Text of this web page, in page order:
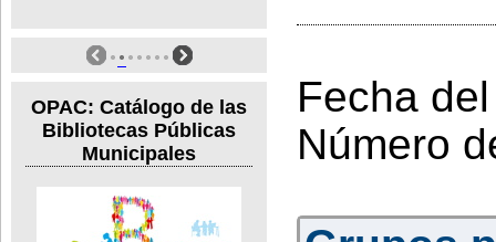
OPAC: Catálogo de las
Bibliotecas Públicas
Municipales
Fecha
Número